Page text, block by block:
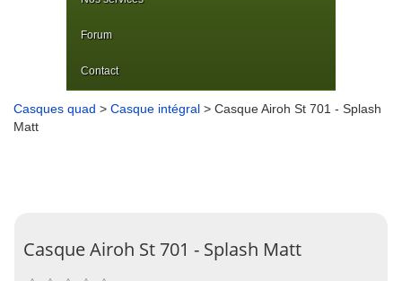
Forum
Contact
Casques quad > Casque intégral > Casque Airoh St 701 - Splash
Matt
Casque Airoh St 701 - Splash Matt